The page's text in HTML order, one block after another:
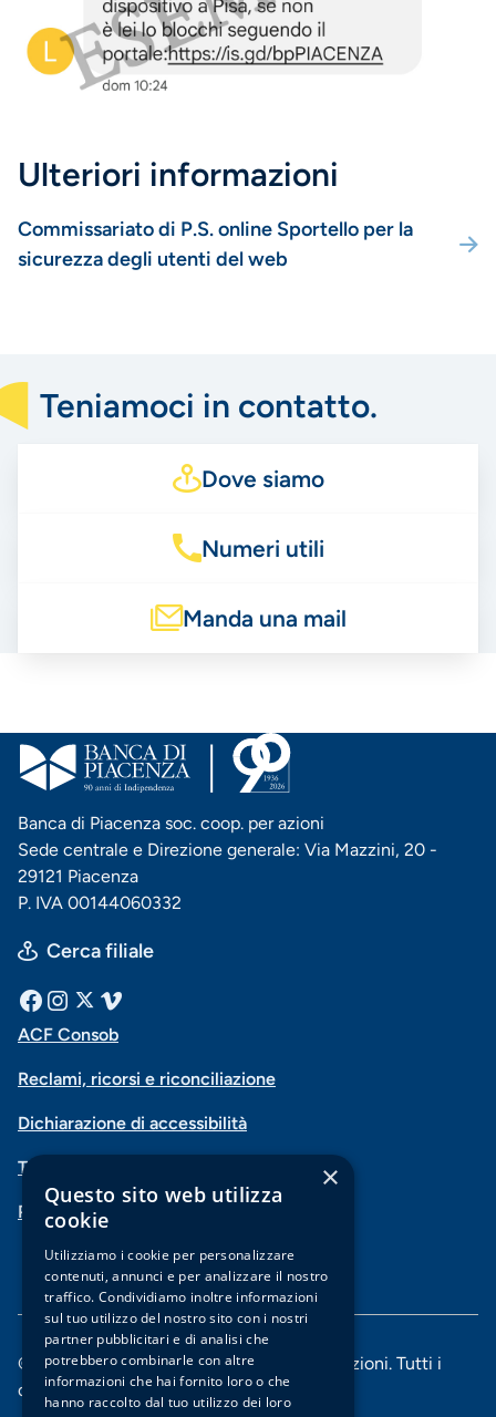
Ulteriori informazioni
Commissariato di P.S. online Sportello per la
sicurezza degli utenti del web
Teniamoci in contatto.
Dove siamo
Numeri utili
Manda una mail
Banca di Piacenza soc. coop. per azioni
Sede centrale e Direzione generale: Via Mazzini, 20 -
29121 Piacenza
P. IVA 00144060332
Cerca filiale
Menu
social
Facebook
InstagramVimeo
Menu
navigazione
piè
di
pagina
ACF Consob
Reclami, ricorsi e riconciliazione
Dichiarazione di accessibilità
Trasparenza
PSD2-Open Banking
© 2025 Banca di Piacenza soc. coop. per azioni. Tutti i
diritti riservati.
×
Questo sito web utilizza
cookie
Utilizziamo i cookie per personalizzare
contenuti, annunci e per analizzare il nostro
traffico. Condividiamo inoltre informazioni
sul tuo utilizzo del nostro sito con i nostri
partner pubblicitari e di analisi che
potrebbero combinarle con altre
informazioni che hai fornito loro o che
hanno raccolto dal tuo utilizzo dei loro